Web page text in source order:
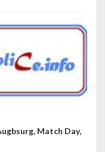
Match Day,